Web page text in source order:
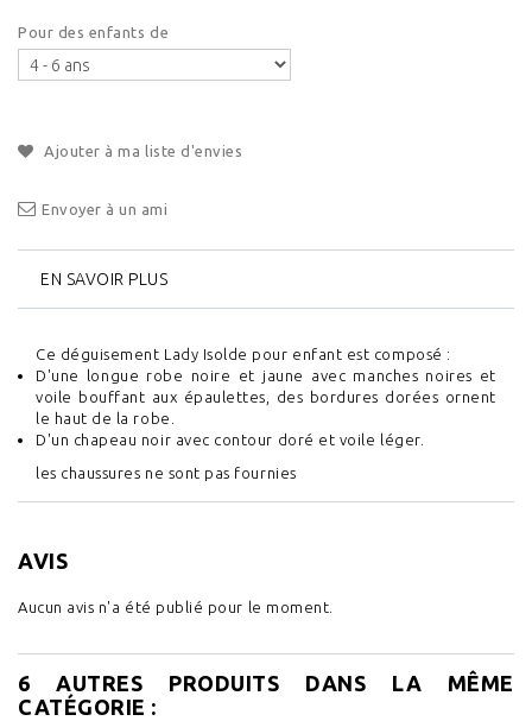
Pour des enfants de
Ajouter à ma liste d'envies
Envoyer à un ami
EN SAVOIR PLUS
Ce déguisement Lady Isolde pour enfant est composé :
D'une longue robe noire et jaune avec manches noires et
voile bouffant aux épaulettes, des bordures dorées ornent
le haut de la robe.
D'un chapeau noir avec contour doré et voile léger.
les chaussures ne sont pas fournies
AVIS
Aucun avis n'a été publié pour le moment.
6 AUTRES PRODUITS DANS LA MÊME
CATÉGORIE :